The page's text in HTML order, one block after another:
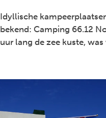
Idyllische
bekend: Camping 66.12
uur lang de zee kuste,